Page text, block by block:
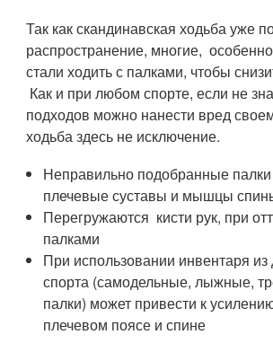
Так как скандинавская ходьба уже
распространение, многие,
стали ходить с палками, чтобы
Как и при любом спорте, если не
подходов можно нанести вред
ходьба здесь не исключение.
Неправильно подобранные
плечевые суставы и мышцы
Перегружаются кисти рук, при
палками
При использовании инвентаря из
спорта (самодельные, лыжные,
палки) может привести к
плечевом поясе и спине